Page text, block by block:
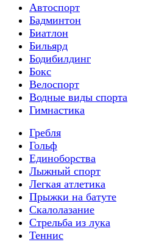
Автоспорт
Бадминтон
Биатлон
Бильярд
Бодибилдинг
Бокс
Велоспорт
Водные виды спорта
Гимнастика
Гребля
Гольф
Единоборства
Лыжный спорт
Легкая атлетика
Прыжки на батуте
Скалолазание
Стрельба из лука
Теннис